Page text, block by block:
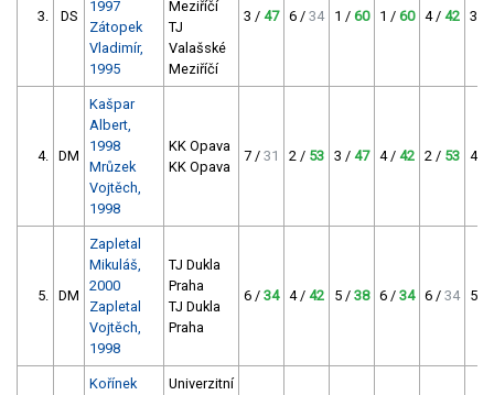
3. DS
1997
Zátopek
Vladimír,
1995
Meziříčí
TJ
Valašské
Meziříčí
3 / 47 6 / 34 1 / 60 1 / 60 4 / 42 3 /
4. DM
Kašpar
Albert,
1998
Mrůzek
Vojtěch,
1998
KK Opava
KK Opava
7 / 31 2 / 53 3 / 47 4 / 42 2 / 53 4 /
5. DM
Zapletal
Mikuláš,
2000
Zapletal
Vojtěch,
1998
TJ Dukla
Praha
TJ Dukla
Praha
6 / 34 4 / 42 5 / 38 6 / 34 6 / 34 5 /
Kořínek
Univerzitní